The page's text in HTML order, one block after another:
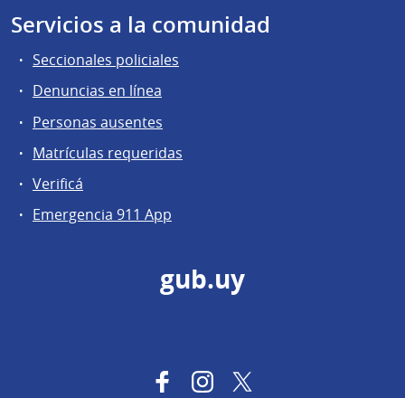
Servicios a la comunidad
Seccionales policiales
Denuncias en línea
Personas ausentes
Matrículas requeridas
Verificá
Emergencia 911 App
gub.uy
FacebookInstagram